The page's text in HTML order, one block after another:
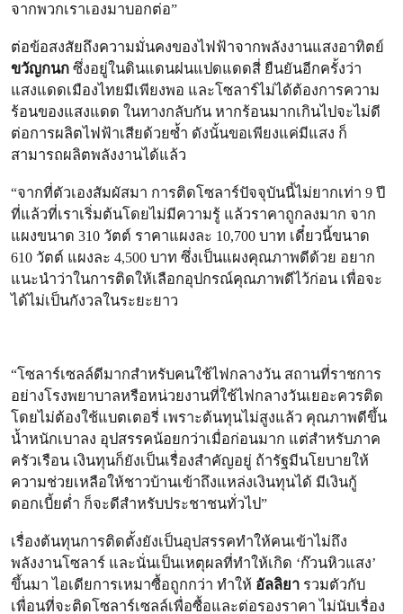
จากพวกเราเองมาบอกต่อ”
ต่อข้อสงสัยถึงความมั่นคงของไฟฟ้าจากพลังงานแสงอาทิตย์
ขวัญกนก ซึ่งอยู่ในดินแดนฝนแปดแดดสี่ ยืนยันอีกครั้งว่า
แสงแดดเมืองไทยมีเพียงพอ และโซลาร์ไม่ได้ต้องการความ
ร้อนของแสงแดด ในทางกลับกัน หากร้อนมากเกินไปจะไม่ดี
ต่อการผลิตไฟฟ้าเสียด้วยซ้ำ ดังนั้นขอเพียงแค่มีแสง ก็
สามารถผลิตพลังงานได้แล้ว
“จากที่ตัวเองสัมผัสมา การติดโซลาร์ปัจจุบันนี้ไม่ยากเท่า 9 ปี
ที่แล้วที่เราเริ่มต้นโดยไม่มีความรู้ แล้วราคาถูกลงมาก จาก
แผงขนาด 310 วัตต์ ราคาแผงละ 10,700 บาท เดี๋ยวนี้ขนาด
610 วัตต์ แผงละ 4,500 บาท ซึ่งเป็นแผงคุณภาพดีด้วย อยาก
แนะนำว่าในการติดให้เลือกอุปกรณ์คุณภาพดีไว้ก่อน เพื่อจะ
ได้ไม่เป็นกังวลในระยะยาว
“โซลาร์เซลล์ดีมากสำหรับคนใช้ไฟกลางวัน สถานที่ราชการ
อย่างโรงพยาบาลหรือหน่วยงานที่ใช้ไฟกลางวันเยอะควรติด
โดยไม่ต้องใช้แบตเตอรี่ เพราะต้นทุนไม่สูงแล้ว คุณภาพดีขึ้น
น้ำหนักเบาลง อุปสรรคน้อยกว่าเมื่อก่อนมาก แต่สำหรับภาค
ครัวเรือน เงินทุนก็ยังเป็นเรื่องสำคัญอยู่ ถ้ารัฐมีนโยบายให้
ความช่วยเหลือให้ชาวบ้านเข้าถึงแหล่งเงินทุนได้ มีเงินกู้
ดอกเบี้ยต่ำ ก็จะดีสำหรับประชาชนทั่วไป”
เรื่องต้นทุนการติดตั้งยังเป็นอุปสรรคทำให้คนเข้าไม่ถึง
พลังงานโซลาร์ และนั่นเป็นเหตุผลที่ทำให้เกิด ‘ก๊วนหิวแสง’
ขึ้นมา ไอเดียการเหมาซื้อถูกกว่า ทำให้ อัลลิยา รวมตัวกับ
เพื่อนที่จะติดโซลาร์เซลล์เพื่อซื้อและต่อรองราคา ไม่นับเรื่อง